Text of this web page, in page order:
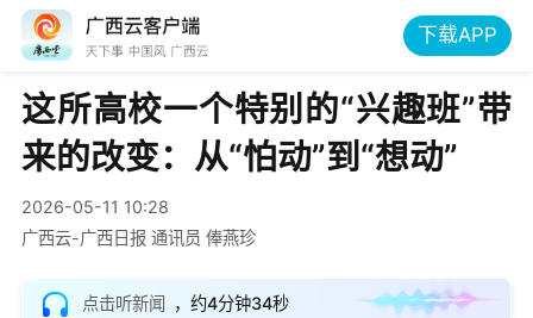
下载APP
这所高校一个特别的“兴趣班”带
来的改变：从“怕动”到“想动”
2026-05-11 10:28
广西云-广西日报 通讯员 俸燕珍
点击听新闻 ，约4分钟34秒